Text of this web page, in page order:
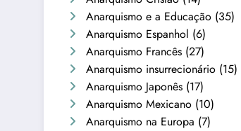
Anarquismo e a Educação (35)
Anarquismo Espanhol (6)
Anarquismo Francês (27)
Anarquismo insurrecionário (15)
Anarquismo Japonês (17)
Anarquismo Mexicano (10)
Anarquismo na Europa (7)